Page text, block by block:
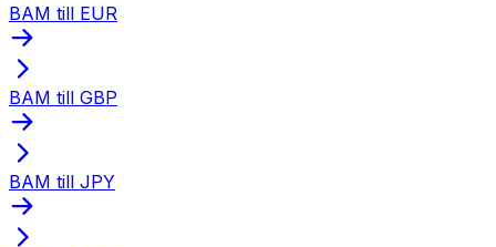
BAM till EUR
BAM till GBP
BAM till JPY